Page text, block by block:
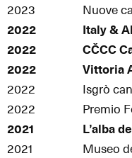
2023
2022
2022
CČCC
2022
Vittoria
2022
Isgrò
2022
Premio
2021 L’alba
2021 Museo